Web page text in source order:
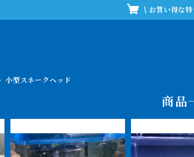
\ お買い得な
小型スネークヘッド
商品